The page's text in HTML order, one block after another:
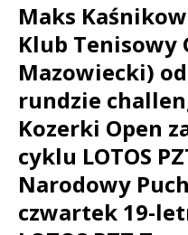
Maks
Klub Tenisowy
Mazowiecki)
rundzie
Kozerki Open
cyklu LOTOS
Narodowy
czwartek 19-